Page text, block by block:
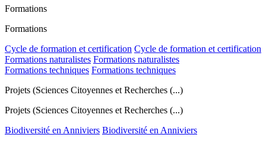
Formations
Formations
Cycle de formation et certification Cycle de formation et certification
Formations naturalistes Formations naturalistes
Formations techniques Formations techniques
Projets (Sciences Citoyennes et Recherches (...)
Projets (Sciences Citoyennes et Recherches (...)
Biodiversité en Anniviers Biodiversité en Anniviers